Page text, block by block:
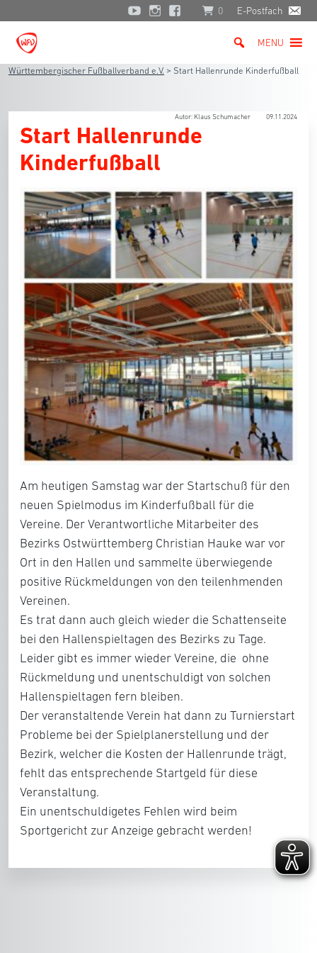
0 E-Postfach
MENU
Württembergischer Fußballverband e.V. > Start Hallenrunde Kinderfußball
Autor: Klaus Schumacher 09.11.2024
Start Hallenrunde
Kinderfußball
Am heutigen Samstag war der Startschuß für den
neuen Spielmodus im Kinderfußball für die
Vereine. Der Verantwortliche Mitarbeiter des
Bezirks Ostwürttemberg Christian Hauke war vor
Ort in den Hallen und sammelte überwiegende
positive Rückmeldungen von den teilenhmenden
Vereinen.
Es trat dann auch gleich wieder die Schattenseite
bei den Hallenspieltagen des Bezirks zu Tage.
Leider gibt es immer wieder Vereine, die ohne
Rückmeldung und unentschuldigt von solchen
Hallenspieltagen fern bleiben.
Der veranstaltende Verein hat dann zu Turnierstart
Probleme bei der Spielplanerstellung und der
Bezirk, welcher die Kosten der Hallenrunde trägt,
fehlt das entsprechende Startgeld für diese
Veranstaltung.
Ein unentschuldigetes Fehlen wird beim
Sportgericht zur Anzeige gebracht werden!